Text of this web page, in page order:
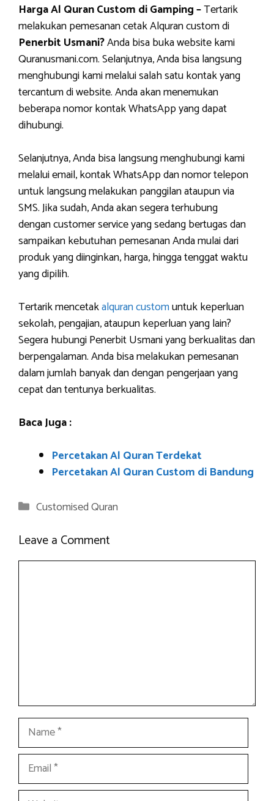
Harga Al Quran Custom di Gamping –Tertarik
melakukan pemesanan cetak Alquran custom di
Penerbit Usmani?Anda bisa buka website kami
Quranusmani.com. Selanjutnya, Anda bisa langsung
menghubungi kami melalui salah satu kontak yang
tercantum di website. Anda akan menemukan
beberapa nomor kontak WhatsApp yang dapat
dihubungi.
Selanjutnya, Anda bisa langsung menghubungi kami
melalui email, kontak WhatsApp dan nomor telepon
untuk langsung melakukan panggilan ataupun via
SMS. Jika sudah, Anda akan segera terhubung
dengan customer service yang sedang bertugas dan
sampaikan kebutuhan pemesanan Anda mulai dari
produk yang diinginkan, harga, hingga tenggat waktu
yang dipilih.
Tertarik mencetakalquran customuntuk keperluan
sekolah, pengajian, ataupun keperluan yang lain?
Segera hubungi Penerbit Usmani yang berkualitas dan
berpengalaman. Anda bisa melakukan pemesanan
dalam jumlah banyak dan dengan pengerjaan yang
cepat dan tentunya berkualitas.
Baca Juga :
Percetakan Al Quran Terdekat
Percetakan Al Quran Custom di Bandung
Categories
Customised Quran
Leave a Comment
Name
Email
Website